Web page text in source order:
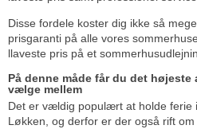
Disse fordele koster dig ikke så
prisgaranti på alle vores
llaveste pris på et
På denne måde får du det højeste
vælge mellem
Det er vældig populært at holde ferie
Løkken, og derfor er der også rift